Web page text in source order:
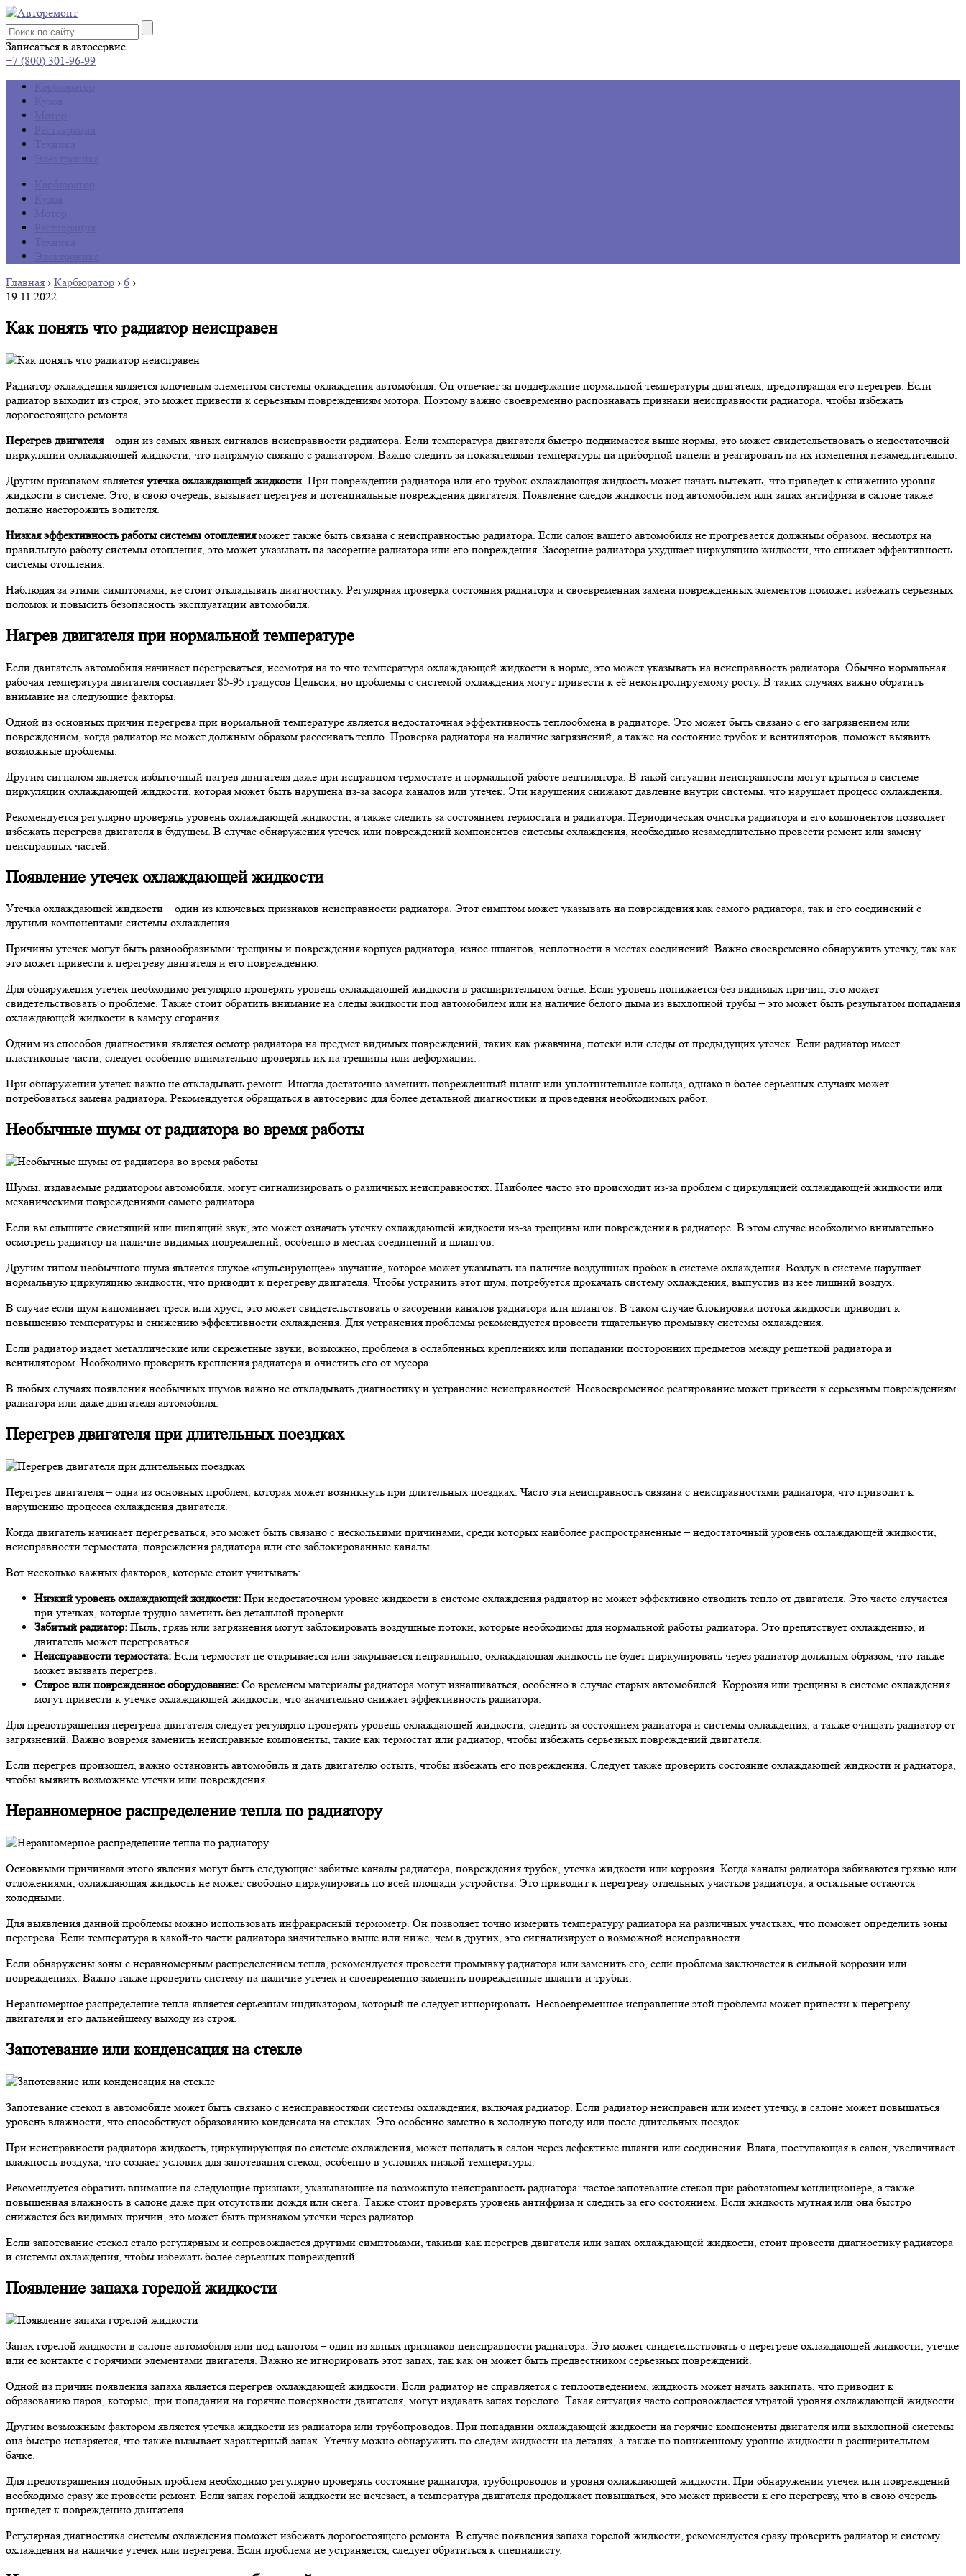
Записаться в автосервис
+7 (800) 301-96-99
Главная › Карбюратор › 6 ›
19.11.2022
Как понять что радиатор неисправен
Радиатор охлаждения является ключевым элементом системы охлаждения автомобиля. Он отвечает за поддержание нормальной температуры двигателя, предотвращая его перегрев. Если
радиатор выходит из строя, это может привести к серьезным повреждениям мотора. Поэтому важно своевременно распознавать признаки неисправности радиатора, чтобы избежать
дорогостоящего ремонта.
Перегрев двигателя– один из самых явных сигналов неисправности радиатора. Если температура двигателя быстро поднимается выше нормы, это может свидетельствовать о недостаточной
циркуляции охлаждающей жидкости, что напрямую связано с радиатором. Важно следить за показателями температуры на приборной панели и реагировать на их изменения незамедлительно.
Другим признаком является утечка охлаждающей жидкости. При повреждении радиатора или его трубок охлаждающая жидкость может начать вытекать, что приведет к снижению уровня
жидкости в системе. Это, в свою очередь, вызывает перегрев и потенциальные повреждения двигателя. Появление следов жидкости под автомобилем или запах антифриза в салоне также
должно насторожить водителя.
Низкая эффективность работы системы отопленияможет также быть связана с неисправностью радиатора. Если салон вашего автомобиля не прогревается должным образом, несмотря на
правильную работу системы отопления, это может указывать на засорение радиатора или его повреждения. Засорение радиатора ухудшает циркуляцию жидкости, что снижает эффективность
системы отопления.
Наблюдая за этими симптомами, не стоит откладывать диагностику. Регулярная проверка состояния радиатора и своевременная замена поврежденных элементов поможет избежать серьезных
поломок и повысить безопасность эксплуатации автомобиля.
Нагрев двигателя при нормальной температуре
Если двигатель автомобиля начинает перегреваться, несмотря на то что температура охлаждающей жидкости в норме, это может указывать на неисправность радиатора. Обычно нормальная
рабочая температура двигателя составляет 85-95 градусов Цельсия, но проблемы с системой охлаждения могут привести к её неконтролируемому росту. В таких случаях важно обратить
внимание на следующие факторы.
Одной из основных причин перегрева при нормальной температуре является недостаточная эффективность теплообмена в радиаторе. Это может быть связано с его загрязнением или
повреждением, когда радиатор не может должным образом рассеивать тепло. Проверка радиатора на наличие загрязнений, а также на состояние трубок и вентиляторов, поможет выявить
возможные проблемы.
Другим сигналом является избыточный нагрев двигателя даже при исправном термостате и нормальной работе вентилятора. В такой ситуации неисправности могут крыться в системе
циркуляции охлаждающей жидкости, которая может быть нарушена из-за засора каналов или утечек. Эти нарушения снижают давление внутри системы, что нарушает процесс охлаждения.
Рекомендуется регулярно проверять уровень охлаждающей жидкости, а также следить за состоянием термостата и радиатора. Периодическая очистка радиатора и его компонентов позволяет
избежать перегрева двигателя в будущем. В случае обнаружения утечек или повреждений компонентов системы охлаждения, необходимо незамедлительно провести ремонт или замену
неисправных частей.
Появление утечек охлаждающей жидкости
Утечка охлаждающей жидкости – один из ключевых признаков неисправности радиатора. Этот симптом может указывать на повреждения как самого радиатора, так и его соединений с
другими компонентами системы охлаждения.
Причины утечек могут быть разнообразными: трещины и повреждения корпуса радиатора, износ шлангов, неплотности в местах соединений. Важно своевременно обнаружить утечку, так как
это может привести к перегреву двигателя и его повреждению.
Для обнаружения утечек необходимо регулярно проверять уровень охлаждающей жидкости в расширительном бачке. Если уровень понижается без видимых причин, это может
свидетельствовать о проблеме. Также стоит обратить внимание на следы жидкости под автомобилем или на наличие белого дыма из выхлопной трубы – это может быть результатом попадания
охлаждающей жидкости в камеру сгорания.
Одним из способов диагностики является осмотр радиатора на предмет видимых повреждений, таких как ржавчина, потеки или следы от предыдущих утечек. Если радиатор имеет
пластиковые части, следует особенно внимательно проверять их на трещины или деформации.
При обнаружении утечек важно не откладывать ремонт. Иногда достаточно заменить поврежденный шланг или уплотнительные кольца, однако в более серьезных случаях может
потребоваться замена радиатора. Рекомендуется обращаться в автосервис для более детальной диагностики и проведения необходимых работ.
Необычные шумы от радиатора во время работы
Шумы, издаваемые радиатором автомобиля, могут сигнализировать о различных неисправностях. Наиболее часто это происходит из-за проблем с циркуляцией охлаждающей жидкости или
механическими повреждениями самого радиатора.
Если вы слышите свистящий или шипящий звук, это может означать утечку охлаждающей жидкости из-за трещины или повреждения в радиаторе. В этом случае необходимо внимательно
осмотреть радиатор на наличие видимых повреждений, особенно в местах соединений и шлангов.
Другим типом необычного шума является глухое «пульсирующее» звучание, которое может указывать на наличие воздушных пробок в системе охлаждения. Воздух в системе нарушает
нормальную циркуляцию жидкости, что приводит к перегреву двигателя. Чтобы устранить этот шум, потребуется прокачать систему охлаждения, выпустив из нее лишний воздух.
В случае если шум напоминает треск или хруст, это может свидетельствовать о засорении каналов радиатора или шлангов. В таком случае блокировка потока жидкости приводит к
повышению температуры и снижению эффективности охлаждения. Для устранения проблемы рекомендуется провести тщательную промывку системы охлаждения.
Если радиатор издает металлические или скрежетные звуки, возможно, проблема в ослабленных креплениях или попадании посторонних предметов между решеткой радиатора и
вентилятором. Необходимо проверить крепления радиатора и очистить его от мусора.
В любых случаях появления необычных шумов важно не откладывать диагностику и устранение неисправностей. Несвоевременное реагирование может привести к серьезным повреждениям
радиатора или даже двигателя автомобиля.
Перегрев двигателя при длительных поездках
Перегрев двигателя – одна из основных проблем, которая может возникнуть при длительных поездках. Часто эта неисправность связана с неисправностями радиатора, что приводит к
нарушению процесса охлаждения двигателя.
Когда двигатель начинает перегреваться, это может быть связано с несколькими причинами, среди которых наиболее распространенные – недостаточный уровень охлаждающей жидкости,
неисправности термостата, повреждения радиатора или его заблокированные каналы.
Вот несколько важных факторов, которые стоит учитывать:
Низкий уровень охлаждающей жидкости: При недостаточном уровне жидкости в системе охлаждения радиатор не может эффективно отводить тепло от двигателя. Это часто случается
при утечках, которые трудно заметить без детальной проверки.
Забитый радиатор: Пыль, грязь или загрязнения могут заблокировать воздушные потоки, которые необходимы для нормальной работы радиатора. Это препятствует охлаждению, и
двигатель может перегреваться.
Неисправности термостата: Если термостат не открывается или закрывается неправильно, охлаждающая жидкость не будет циркулировать через радиатор должным образом, что также
может вызвать перегрев.
Старое или поврежденное оборудование: Со временем материалы радиатора могут изнашиваться, особенно в случае старых автомобилей. Коррозия или трещины в системе охлаждения
могут привести к утечке охлаждающей жидкости, что значительно снижает эффективность радиатора.
Для предотвращения перегрева двигателя следует регулярно проверять уровень охлаждающей жидкости, следить за состоянием радиатора и системы охлаждения, а также очищать радиатор от
загрязнений. Важно вовремя заменить неисправные компоненты, такие как термостат или радиатор, чтобы избежать серьезных повреждений двигателя.
Если перегрев произошел, важно остановить автомобиль и дать двигателю остыть, чтобы избежать его повреждения. Следует также проверить состояние охлаждающей жидкости и радиатора,
чтобы выявить возможные утечки или повреждения.
Неравномерное распределение тепла по радиатору
Основными причинами этого явления могут быть следующие: забитые каналы радиатора, повреждения трубок, утечка жидкости или коррозия. Когда каналы радиатора забиваются грязью или
отложениями, охлаждающая жидкость не может свободно циркулировать по всей площади устройства. Это приводит к перегреву отдельных участков радиатора, а остальные остаются
холодными.
Для выявления данной проблемы можно использовать инфракрасный термометр. Он позволяет точно измерить температуру радиатора на различных участках, что поможет определить зоны
перегрева. Если температура в какой-то части радиатора значительно выше или ниже, чем в других, это сигнализирует о возможной неисправности.
Если обнаружены зоны с неравномерным распределением тепла, рекомендуется провести промывку радиатора или заменить его, если проблема заключается в сильной коррозии или
повреждениях. Важно также проверить систему на наличие утечек и своевременно заменить поврежденные шланги и трубки.
Неравномерное распределение тепла является серьезным индикатором, который не следует игнорировать. Несвоевременное исправление этой проблемы может привести к перегреву
двигателя и его дальнейшему выходу из строя.
Запотевание или конденсация на стекле
Запотевание стекол в автомобиле может быть связано с неисправностями системы охлаждения, включая радиатор. Если радиатор неисправен или имеет утечку, в салоне может повышаться
уровень влажности, что способствует образованию конденсата на стеклах. Это особенно заметно в холодную погоду или после длительных поездок.
При неисправности радиатора жидкость, циркулирующая по системе охлаждения, может попадать в салон через дефектные шланги или соединения. Влага, поступающая в салон, увеличивает
влажность воздуха, что создает условия для запотевания стекол, особенно в условиях низкой температуры.
Рекомендуется обратить внимание на следующие признаки, указывающие на возможную неисправность радиатора: частое запотевание стекол при работающем кондиционере, а также
повышенная влажность в салоне даже при отсутствии дождя или снега. Также стоит проверять уровень антифриза и следить за его состоянием. Если жидкость мутная или она быстро
снижается без видимых причин, это может быть признаком утечки через радиатор.
Если запотевание стекол стало регулярным и сопровождается другими симптомами, такими как перегрев двигателя или запах охлаждающей жидкости, стоит провести диагностику радиатора
и системы охлаждения, чтобы избежать более серьезных повреждений.
Появление запаха горелой жидкости
Запах горелой жидкости в салоне автомобиля или под капотом – один из явных признаков неисправности радиатора. Это может свидетельствовать о перегреве охлаждающей жидкости, утечке
или ее контакте с горячими элементами двигателя. Важно не игнорировать этот запах, так как он может быть предвестником серьезных повреждений.
Одной из причин появления запаха является перегрев охлаждающей жидкости. Если радиатор не справляется с теплоотведением, жидкость может начать закипать, что приводит к
образованию паров, которые, при попадании на горячие поверхности двигателя, могут издавать запах горелого. Такая ситуация часто сопровождается утратой уровня охлаждающей жидкости.
Другим возможным фактором является утечка жидкости из радиатора или трубопроводов. При попадании охлаждающей жидкости на горячие компоненты двигателя или выхлопной системы
она быстро испаряется, что также вызывает характерный запах. Утечку можно обнаружить по следам жидкости на деталях, а также по пониженному уровню жидкости в расширительном
бачке.
Для предотвращения подобных проблем необходимо регулярно проверять состояние радиатора, трубопроводов и уровня охлаждающей жидкости. При обнаружении утечек или повреждений
необходимо сразу же провести ремонт. Если запах горелой жидкости не исчезает, а температура двигателя продолжает повышаться, это может привести к его перегреву, что в свою очередь
приведет к повреждению двигателя.
Регулярная диагностика системы охлаждения поможет избежать дорогостоящего ремонта. В случае появления запаха горелой жидкости, рекомендуется сразу проверить радиатор и систему
охлаждения на наличие утечек или перегрева. Если проблема не устраняется, следует обратиться к специалисту.